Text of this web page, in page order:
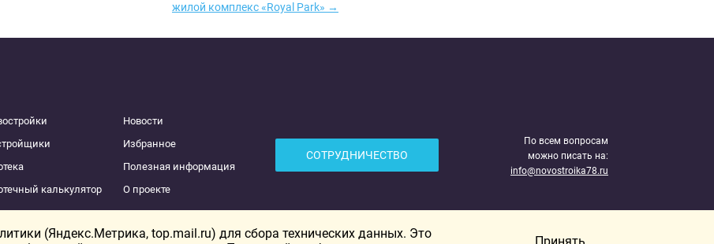
жилой комплекс «Royal Park» →
калькулятор
Новости
Избранное
Полезная информация
О проекте
СОТРУДНИЧЕСТВО
По всем вопросам
можно писать на:
info@novostroika78.ru
(Яндекс.Метрика, top.mail.ru) для сбора технических данных. Это
Принять